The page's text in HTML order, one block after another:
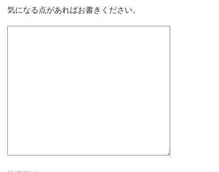
気になる点があればお書きください。